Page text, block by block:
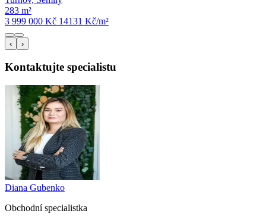
283 m²
3 999 000 Kč 14131 Kč/m²
‹ ›
Kontaktujte specialistu
Diana Gubenko
Obchodní specialistka